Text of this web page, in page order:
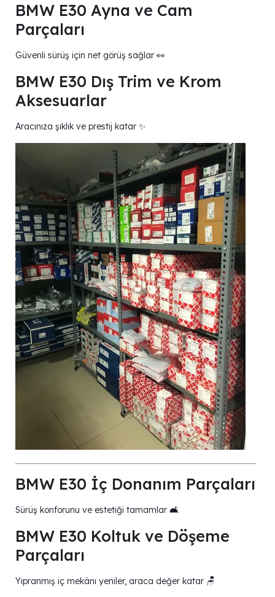
BMW E30 Ayna ve Cam
Parçaları
Güvenli sürüş için net görüş sağlar 👀
BMW E30 Dış Trim ve Krom
Aksesuarlar
Aracınıza şıklık ve prestij katar ✨
BMW E30 İç Donanım Parçaları
Sürüş konforunu ve estetiği tamamlar 🛋️
BMW E30 Koltuk ve Döşeme
Parçaları
Yıpranmış iç mekânı yeniler, araca değer katar 🪑